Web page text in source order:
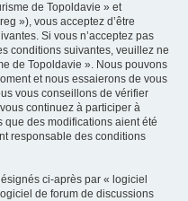
de Topoldavie » et
»), vous acceptez d’être
Si vous n’acceptez pas
conditions suivantes, veuillez ne
de Topoldavie ». Nous pouvons
et nous essaierons de vous
vous conseillons de vérifier
continuez à participer à
que des modifications aient été
responsable des conditions
ci-après par « logiciel
de forum de discussions